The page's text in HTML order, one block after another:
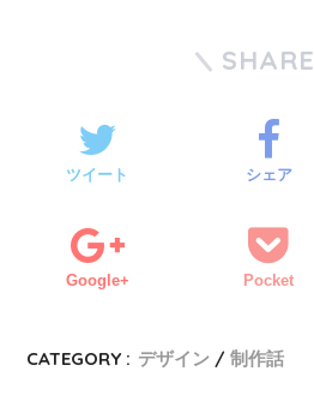
SHARE
ツイート シェア
Google+ Pocket
CATEGORY : デザイン 制作話